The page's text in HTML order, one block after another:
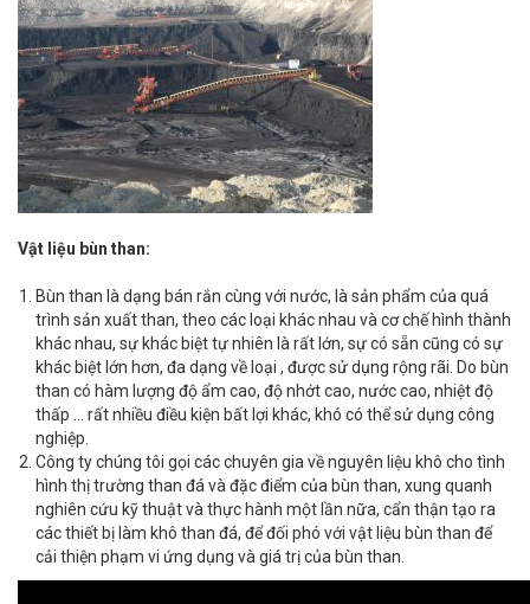
Vật liệu bùn than:
Bùn than là dạng bán rắn cùng với nước, là sản phẩm của quá
trình sản xuất than, theo các loại khác nhau và cơ chế hình thành
khác nhau, sự khác biệt tự nhiên là rất lớn, sự có sẵn cũng có sự
khác biệt lớn hơn, đa dạng về loại , được sử dụng rộng rãi. Do bùn
than có hàm lượng độ ẩm cao, độ nhớt cao, nước cao, nhiệt độ
thấp … rất nhiều điều kiện bất lợi khác, khó có thể sử dụng công
nghiệp.
Công ty chúng tôi gọi các chuyên gia về nguyên liệu khô cho tình
hình thị trường than đá và đặc điểm của bùn than, xung quanh
nghiên cứu kỹ thuật và thực hành một lần nữa, cẩn thận tạo ra
các thiết bị làm khô than đá, để đối phó với vật liệu bùn than để
cải thiện phạm vi ứng dụng và giá trị của bùn than.